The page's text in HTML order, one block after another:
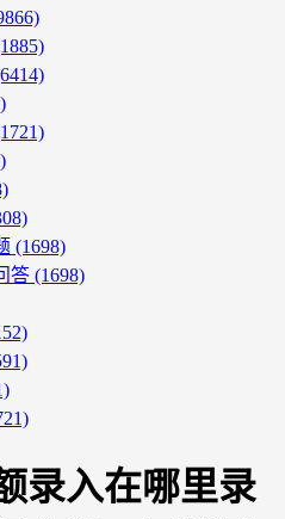
(1698)
答 (1698)
录入在哪里录